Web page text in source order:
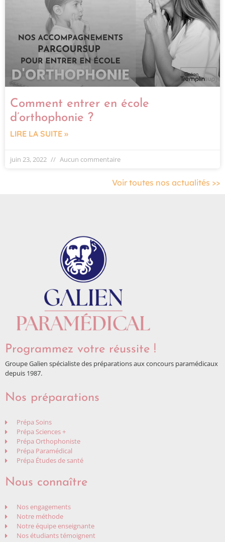
Comment entrer en école
d’orthophonie ?
LIRE LA SUITE »
juin 23, 2022 Aucun commentaire
Voir toutes nos actualités >>
Programmez votre réussite !
Groupe Galien spécialiste des préparations aux concours paramédicaux
depuis 1987.
Nos préparations
Prépa Soins
Prépa Sciences +
Prépa Orthophoniste
Prépa Paramédical
Prépa Études de santé
Nous connaître
Nos engagements
Notre méthode
Notre équipe enseignante
Nos étudiants témoignent